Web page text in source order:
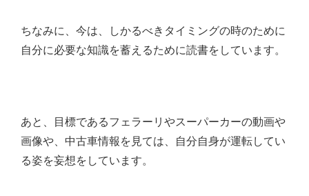
ちなみに、今は、しかるべきタイミングの時のために
自分に必要な知識を蓄えるために読書をしています。
あと、目標であるフェラーリやスーパーカーの動画や
画像や、中古車情報を見ては、自分自身が運転してい
る姿を妄想をしています。